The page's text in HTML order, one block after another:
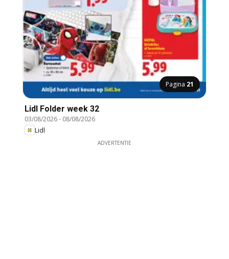
Pagina 21
Lidl Folder week 32
03/08/2026- 08/08/2026
Lidl
ADVERTENTIE